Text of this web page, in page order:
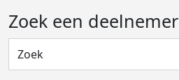
Zoek een deelnemer